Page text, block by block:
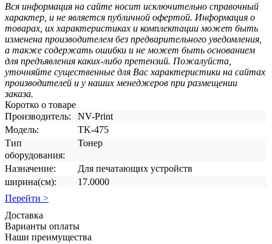
Вся информация на сайте носит исключительно справочный
характер, и не является публичной офертой. Информация о
товарах, их характеристиках и комплектации может быть
изменена производителем без предварительного уведомления,
а также содержать ошибки и не может быть основанием
для предъявления каких-либо претензий. Пожалуйста,
уточняйте существенные для Вас характеристики на сайтах
производителей и у наших менеджеров при размещении
заказа.
Коротко о товаре
Производитель:
NV-Print
Модель:
TK-475
Тип
оборудования:
Тонер
Назначение:
Для печатающих устройств
ширина(см):
17.0000
Перейти >
Доставка
Варианты оплаты
Наши преимущества